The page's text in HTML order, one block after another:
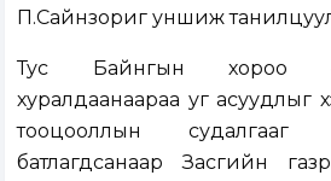
П.Сайнзориг уншиж
Тус Байнгын хороо
хуралдаанаараа уг асуудлыг
тооцооллын судалгааг
батлагдсанаар Засгийн